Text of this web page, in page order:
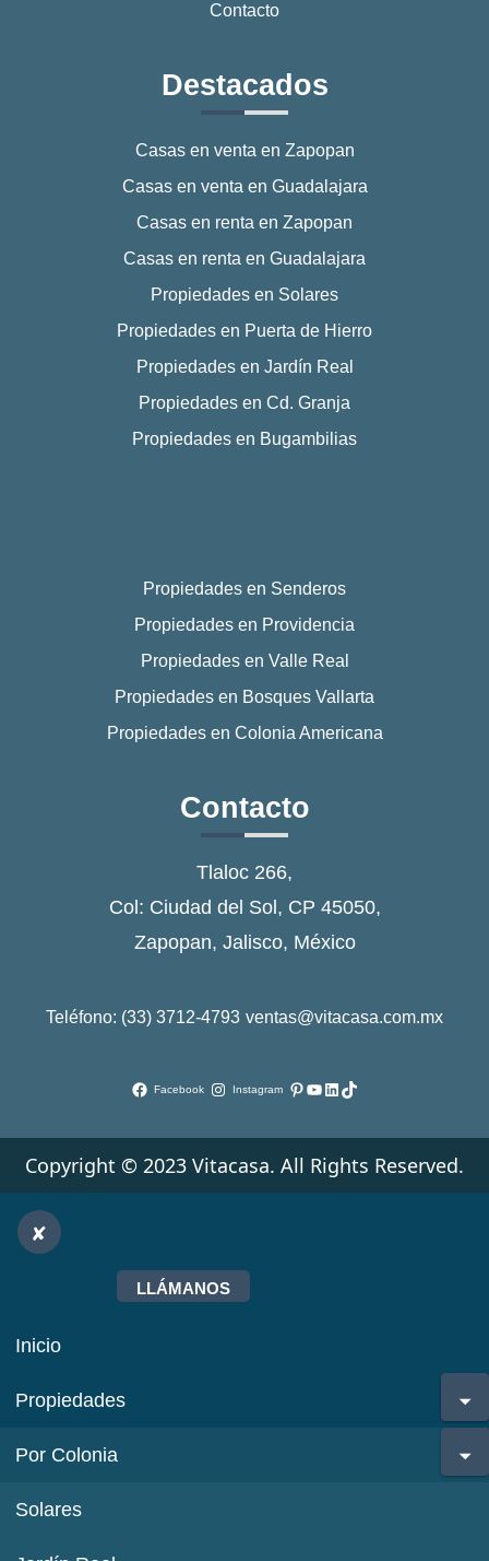
Contacto
Destacados
Casas en venta en Zapopan
Casas en venta en Guadalajara
Casas en renta en Zapopan
Casas en renta en Guadalajara
Propiedades en Solares
Propiedades en Puerta de Hierro
Propiedades en Jardín Real
Propiedades en Cd. Granja
Propiedades en Bugambilias
Propiedades en Senderos
Propiedades en Providencia
Propiedades en Valle Real
Propiedades en Bosques Vallarta
Propiedades en Colonia Americana
Contacto
Tlaloc 266,
Col: Ciudad del Sol, CP 45050,
Zapopan, Jalisco, México
Teléfono: (33) 3712-4793 ventas@vitacasa.com.mx
Facebook Instagram Pinterest
YouTube
LinkedIn
TikTok
Copyright © 2023 Vitacasa. All Rights Reserved.
LLÁMANOS
Inicio
Propiedades
Por Colonia
Solares